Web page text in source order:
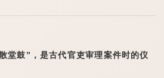
鼓”，是古代官吏审理案件时的仪